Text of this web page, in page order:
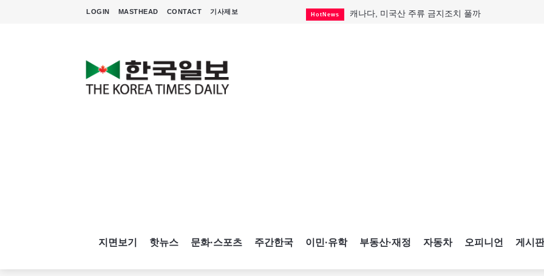
LOGIN MASTHEAD CONTACT 기사제보 HotNews 캐나다, 미국산 주류 금지조치 풀까
지면보기 핫뉴스 문화·스포츠 주간한국 이민·유학 부동산·재정 자동차 오피니언 게시판